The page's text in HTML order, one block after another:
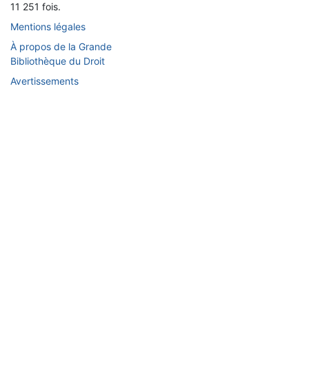
11 251 fois.
Mentions légales
À propos de la Grande
Bibliothèque du Droit
Avertissements